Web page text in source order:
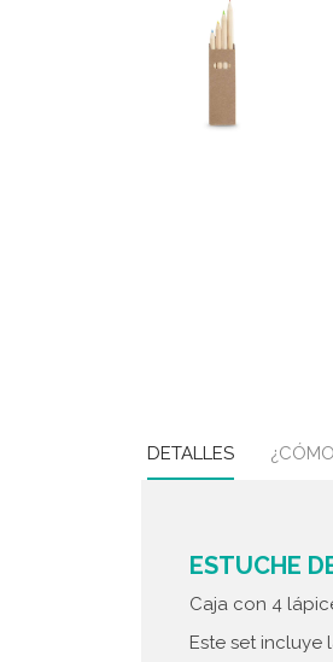
DETALLES
ESTUCHE
Caja con 4
Este set incluye